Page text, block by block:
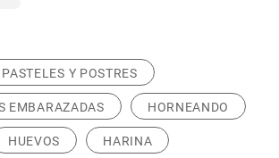
PASTELES Y POSTRES
EMBARAZADAS HORNEANDO
HUEVOS HARINA